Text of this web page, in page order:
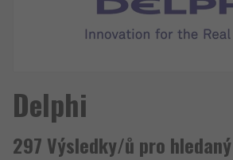
Delphi
297 Výsledky/ů pro